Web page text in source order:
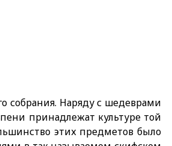
собрания. Наряду с шедеврами
принадлежат культуре той
этих предметов было